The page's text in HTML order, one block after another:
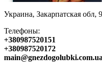
Украина, Закарпатcкая
Телефоны:
+380987520151
+380987520172
main@gnezdogolubki.com.ua